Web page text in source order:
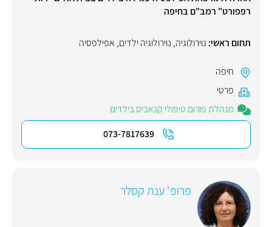
רפפורט" רמב"ם בחיפה
תחום ראשי: נוירולוגיה, נוירולוגיה ילדים, אפילפסיה
חיפה
פרטי
מנהלת פורום טיפולי קנאביס בילדים
073-7817639
פרופ' ענת קסלר